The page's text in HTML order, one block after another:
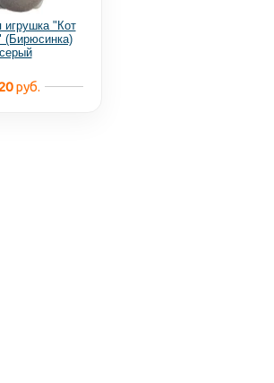
игрушка "Кот
(Бирюсинка)
серый
руб.